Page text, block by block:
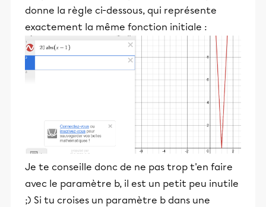
donne la règle ci-dessous, qui représente
exactement la même fonction initiale :
Je te conseille donc de ne pas trop t'en faire
avec le paramètre b, il est un petit peu inutile
;) Si tu croises un paramètre b dans une